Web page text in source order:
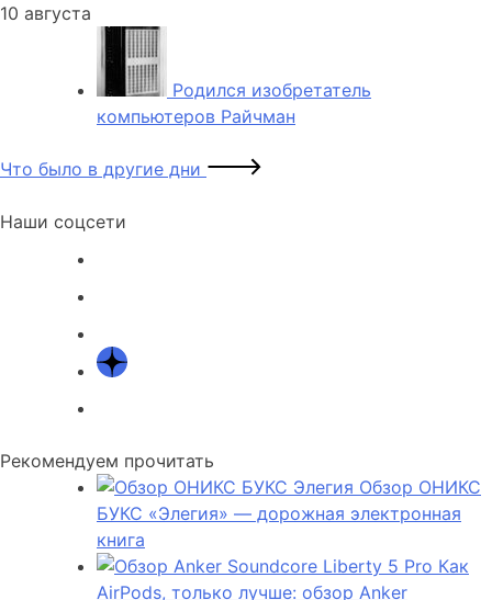
10 августа
Родился изобретатель
компьютеров Райчман
Что было в другие дни
Наши соцсети
Рекомендуем прочитать
Обзор ОНИКС
БУКС «Элегия» — дорожная электронная
книга
Как
AirPods, только лучше: обзор Anker